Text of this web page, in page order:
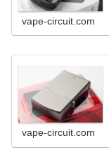
vape-circuit.com
vape-circuit.com